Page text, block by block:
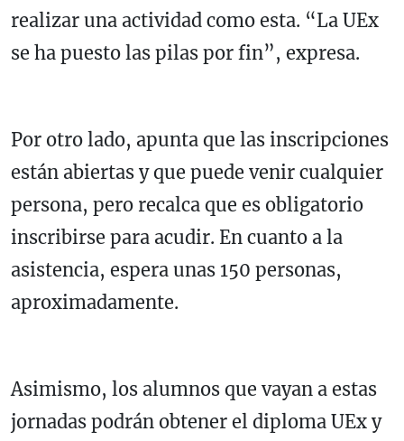
realizar una actividad como esta. “La UEx
se ha puesto las pilas por fin”, expresa.
Por otro lado, apunta que las inscripciones
están abiertas y que puede venir cualquier
persona, pero recalca que es obligatorio
inscribirse para acudir. En cuanto a la
asistencia, espera unas 150 personas,
aproximadamente.
Asimismo, los alumnos que vayan a estas
jornadas podrán obtener el diploma UEx y